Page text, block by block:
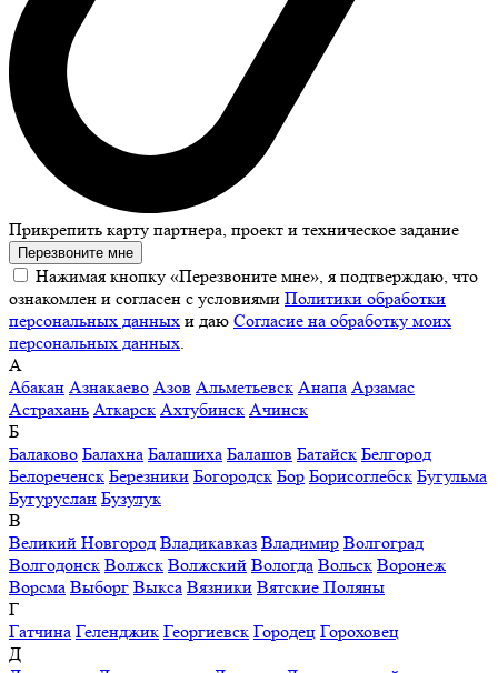
Прикрепить карту партнера, проект и техническое задание
Перезвоните мне
Нажимая кнопку «Перезвоните мне», я подтверждаю, что
ознакомлен и согласен с условиями Политики обработки
персональных данных и даю Согласие на обработку моих
персональных данных.
А
Абакан Азнакаево Азов Альметьевск Анапа Арзамас
Астрахань Аткарск Ахтубинск Ачинск
Б
Балаково Балахна Балашиха Балашов Батайск Белгород
Белореченск Березники Богородск Бор Борисоглебск Бугульма
Бугуруслан Бузулук
В
Великий Новгород Владикавказ Владимир Волгоград
Волгодонск Волжск Волжский Вологда Вольск Воронеж
Ворсма Выборг Выкса Вязники Вятские Поляны
Г
Гатчина Геленджик Георгиевск Городец Гороховец
Д